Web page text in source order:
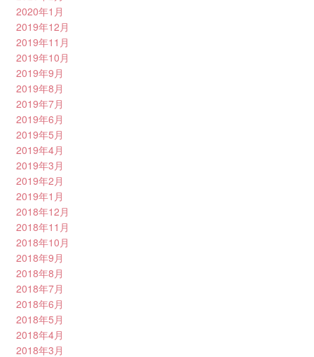
2020年1月
2019年12月
2019年11月
2019年10月
2019年9月
2019年8月
2019年7月
2019年6月
2019年5月
2019年4月
2019年3月
2019年2月
2019年1月
2018年12月
2018年11月
2018年10月
2018年9月
2018年8月
2018年7月
2018年6月
2018年5月
2018年4月
2018年3月